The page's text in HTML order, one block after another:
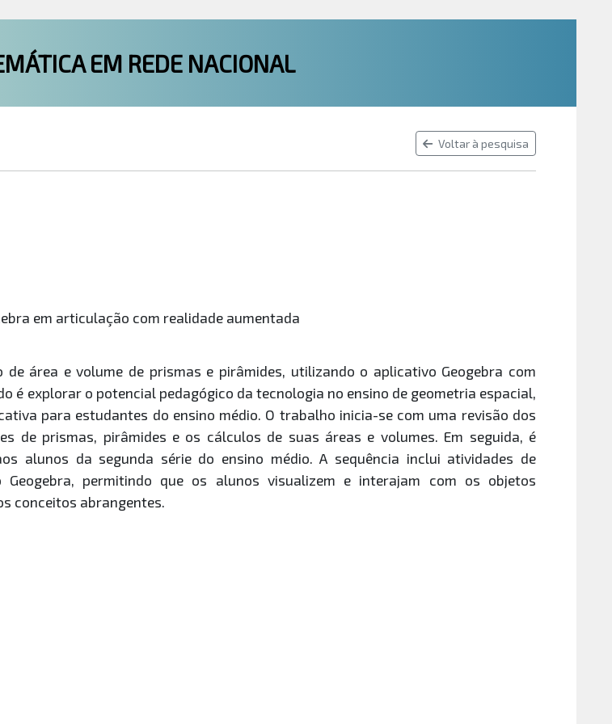
EM REDE NACIONAL
Voltar à pesquisa
em articulação com realidade aumentada
área e volume de prismas e pirâmides, utilizando o aplicativo Geogebra com
é explorar o potencial pedagógico da tecnologia no ensino de geometria espacial,
para estudantes do ensino médio. O trabalho inicia-se com uma revisão dos
de prismas, pirâmides e os cálculos de suas áreas e volumes. Em seguida, é
alunos da segunda série do ensino médio. A sequência inclui atividades de
permitindo que os alunos visualizem e interajam com os objetos
conceitos abrangentes.